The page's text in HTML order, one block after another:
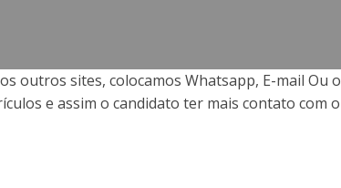
outros sites, colocamos Whatsapp, E-mail Ou o
e assim o candidato ter mais contato com o